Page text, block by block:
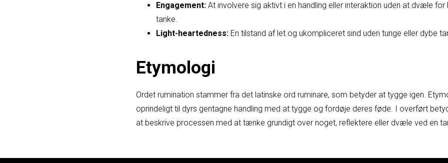
Engagement: At involvere sig aktivt i en handling eller interaktion uden at dvæle
tanke.
Light-heartedness: En tilstand af let og ukompliceret sind uden tunge eller dybe
Etymologi
Ordet rumination stammer fra det latinske ord ruminare, som betyder at tygge igen.
oprindeligt til dyrs gentagne handling med at tygge og fordøje deres føde. I overført
at beskrive processen med at tænke grundigt over noget, reflektere eller dvæle ved en